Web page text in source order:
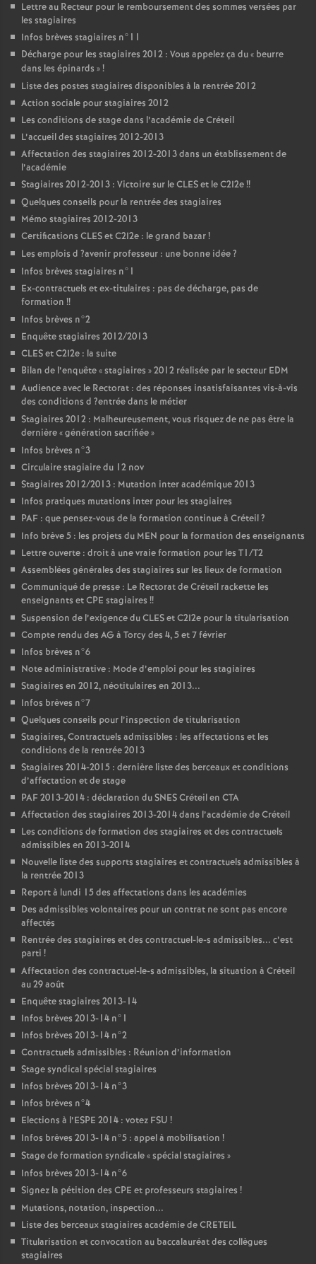
Lettre au Recteur pour le remboursement des sommes versées par
les stagiaires
Infos brèves stagiaires n°11
Décharge pour les stagiaires 2012 : Vous appelez ça du « beurre
dans les épinards »!
Liste des postes stagiaires disponibles à la rentrée 2012
Action sociale pour stagiaires 2012
Les conditions de stage dans l’académie de Créteil
L’accueil des stagiaires 2012-2013
Affectation des stagiaires 2012-2013 dans un établissement de
l’académie
Stagiaires 2012-2013 : Victoire sur leCLESet le C2I2e!!
Quelques conseils pour la rentrée des stagiaires
Mémo stagiaires 2012-2013
Certifications CLESet C2I2e : le grand bazar!
Les emplois d ?avenir professeur : une bonne idée?
Infos brèves stagiaires n°1
Ex-contractuels et ex-titulaires : pas de décharge, pas de
formation !!
Infos brèves n°2
Enquête stagiaires 2012/2013
CLESet C2I2e : la suite
Bilan de l’enquête «stagiaires » 2012 réalisée par le secteur EDM
Audience avec le Rectorat : des réponses insatisfaisantes vis-à-vis
des conditions d ?entrée dans le métier
Stagiaires 2012 : Malheureusement, vous risquez de ne pas être la
dernière «génération sacrifiée»
Infos brèves n°3
Circulaire stagiaire du 12 nov
Stagiaires 2012/2013 : Mutation inter académique 2013
Infos pratiques mutations inter pour les stagiaires
PAF : que pensez-vous de la formation continue à Créteil?
Info brève 5 : les projets du MEN pour la formation des enseignants
Lettre ouverte : droit à une vraie formation pour les T1/T2
Assemblées générales des stagiaires sur les lieux de formation
Communiqué de presse : Le Rectorat de Créteil rackette les
enseignants etCPE stagiaires !!
Suspension de l’exigence duCLESet C2I2e pour la titularisation
Compte rendu des AG à Torcy des 4, 5 et 7 février
Infos brèves n°6
Note administrative : Mode d’emploi pour les stagiaires
Stagiaires en 2012, néotitulaires en 2013...
Infos brèves n°7
Quelques conseils pour l’inspection de titularisation
Stagiaires, Contractuels admissibles : les affectations et les
conditions de la rentrée 2013
Stagiaires 2014-2015 : dernière liste des berceaux et conditions
d’affectation et de stage
PAF2013-2014 : déclaration duSNESCréteil en CTA
Affectation des stagiaires 2013-2014 dans l’académie de Créteil
Les conditions de formation des stagiaires et des contractuels
admissibles en 2013-2014
Nouvelle liste des supports stagiaires et contractuels admissibles à
la rentrée 2013
Report à lundi 15 des affectations dans les académies
Des admissibles volontaires pour un contrat ne sont pas encore
affectés
Rentrée des stagiaires et des contractuel-le-s admissibles... c’est
parti !
Affectation des contractuel-le-s admissibles, la situation à Créteil
au 29 août
Enquête stagiaires 2013-14
Infos brèves 2013-14 n°1
Infos brèves 2013-14 n°2
Contractuels admissibles : Réunion d’information
Stage syndical spécial stagiaires
Infos brèves 2013-14 n°3
Infos brèves n°4
Elections à l’ESPE 2014 : votez FSU !
Infos brèves 2013-14 n°5 : appel à mobilisation !
Stage de formation syndicale «spécial stagiaires »
Infos brèves 2013-14 n°6
Signez la pétition des CPE et professeurs stagiaires !
Mutations, notation, inspection...
Liste des berceaux stagiaires académie deCRETEIL
Titularisation et convocation au baccalauréat des collègues
stagiaires